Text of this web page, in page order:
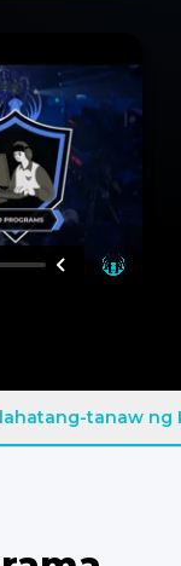
tanaw ng